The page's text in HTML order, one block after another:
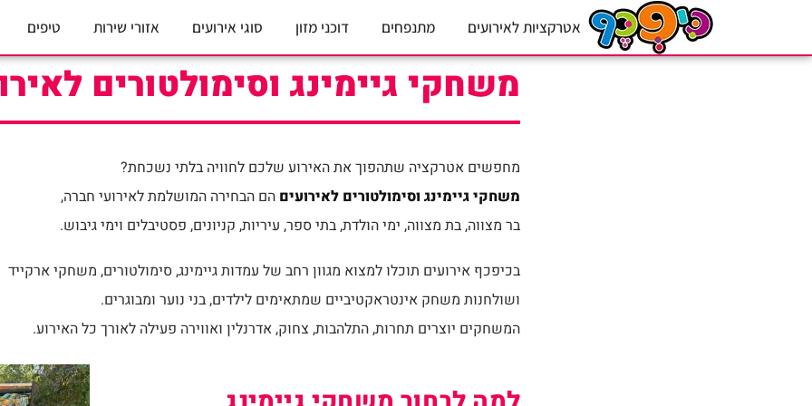
אטרקציות לאירועים מתנפחים דוכני מזון סוגי אירועים אזורי שירות טיפים
משחקי גיימינג וסימולטורים
מחפשים אטרקציה שתהפוך את האירוע שלכם לחוויה בלתי נשכחת?
משחקי גיימינג וסימולטורים לאירועים הם הבחירה המושלמת לאירועי חברה,
בר מצווה, בת מצווה, ימי הולדת, בתי ספר, עיריות, קניונים, פסטיבלים וימי גיבוש.
בכיפכף אירועים תוכלו למצוא מגוון רחב של עמדות גיימינג, סימולטורים, משחקי ארקייד
ושולחנות משחק אינטראקטיביים שמתאימים לילדים, בני נוער ומבוגרים.
המשחקים יוצרים תחרות, התלהבות, צחוק, אדרנלין ואווירה פעילה לאורך כל האירוע.